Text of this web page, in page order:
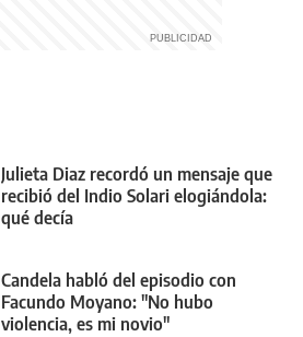
Julieta Diaz recordó un mensaje que
recibió del Indio Solari elogiándola:
qué decía
Candela habló del episodio con
Facundo Moyano: "No hubo
violencia, es mi novio"